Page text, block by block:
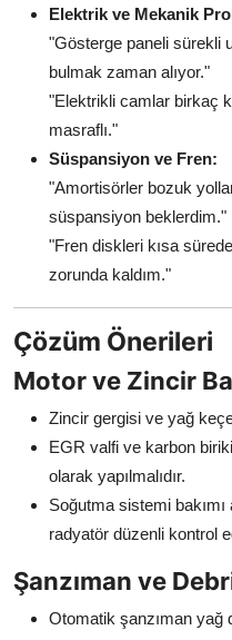
Elektrik ve Mekanik
"Gösterge paneli sürekli
bulmak zaman alıyor."
"Elektrikli camlar birkaç
masraflı."
Süspansiyon ve Fren:
"Amortisörler bozuk
süspansiyon beklerdim."
"Fren diskleri kısa
zorunda kaldım."
Çözüm Önerileri
Motor ve Zincir
Zincir gergisi ve yağ
EGR valfi ve karbon
olarak yapılmalıdır.
Soğutma sistemi
radyatör düzenli kontrol
Şanzıman ve
Otomatik şanzıman yağ